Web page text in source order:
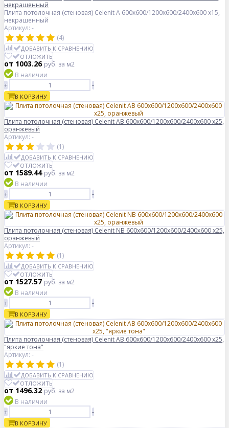
некрашенный
Плита потолочная (стеновая) Celenit A 600x600/1200x600/2400x600 x15,
некрашенный
Артикул: -
(4)
ДОБАВИТЬ К СРАВНЕНИЮ
ОТЛОЖИТЬ
от 1003.26руб. за м2
В наличии
+
-
В КОРЗИНУ
Плита потолочная (стеновая) Celenit AB 600x600/1200x600/2400x600 x25,
оранжевый
Артикул: -
(1)
ДОБАВИТЬ К СРАВНЕНИЮ
ОТЛОЖИТЬ
от 1589.44руб. за м2
В наличии
+
-
В КОРЗИНУ
Плита потолочная (стеновая) Celenit NB 600x600/1200x600/2400x600 x25,
оранжевый
Артикул: -
(1)
ДОБАВИТЬ К СРАВНЕНИЮ
ОТЛОЖИТЬ
от 1527.57руб. за м2
В наличии
+
-
В КОРЗИНУ
Плита потолочная (стеновая) Celenit AB 600x600/1200x600/2400x600 x25,
"яркие тона"
Артикул: -
(1)
ДОБАВИТЬ К СРАВНЕНИЮ
ОТЛОЖИТЬ
от 1496.32руб. за м2
В наличии
+
-
В КОРЗИНУ